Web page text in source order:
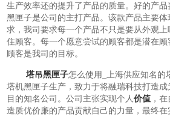
生产效率还的提升了产品的质量。好的产
黑匣子是公司的主打产品。该款产品主要
求，我司要求每一个产品不只是要从外观
住顾客。每一个愿意尝试的顾客都是潜在
顾客是我司的目标。
塔吊黑匣子怎么使用_上海供应知名的
塔机黑匣子生产，致力于将融瑞科技打造
目的知名公司。公司主张实现个人价值 ，
造质优价廉的产品贡献自己的力量，最终